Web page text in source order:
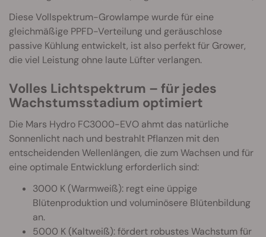
Diese Vollspektrum-Growlampe wurde für eine
gleichmäßige PPFD-Verteilung und geräuschlose
passive Kühlung entwickelt, ist also perfekt für Grower,
die viel Leistung ohne laute Lüfter verlangen.
Volles Lichtspektrum – für jedes
Wachstumsstadium optimiert
Die Mars Hydro FC3000-EVO ahmt das natürliche
Sonnenlicht nach und bestrahlt Pflanzen mit den
entscheidenden Wellenlängen, die zum Wachsen und für
eine optimale Entwicklung erforderlich sind:
3000 K (Warmweiß): regt eine üppige
Blütenproduktion und voluminösere Blütenbildung
an.
5000 K (Kaltweiß): fördert robustes Wachstum für